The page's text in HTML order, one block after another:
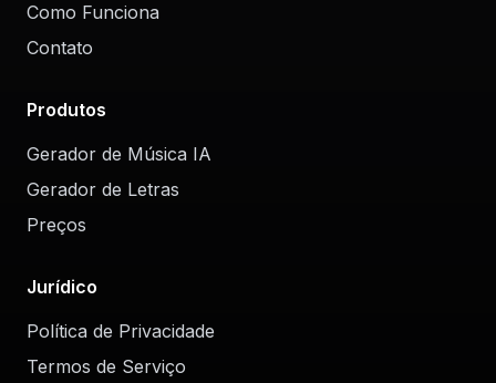
Como Funciona
Contato
Produtos
Gerador de Música IA
Gerador de Letras
Preços
Jurídico
Política de Privacidade
Termos de Serviço